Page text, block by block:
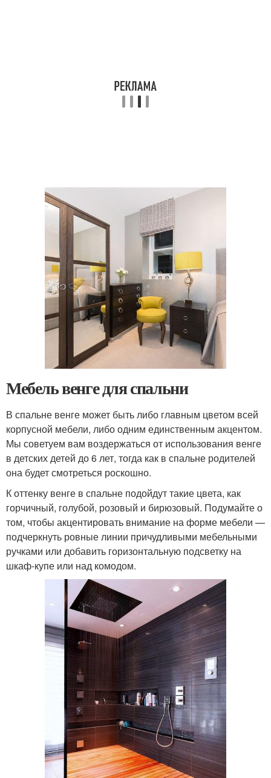
Мебель венге для спальни
В спальне венге может быть либо главным цветом всей
корпусной мебели, либо одним единственным акцентом.
Мы советуем вам воздержаться от использования венге
в детских детей до 6 лет, тогда как в спальне родителей
она будет смотреться роскошно.
К оттенку венге в спальне подойдут такие цвета, как
горчичный, голубой, розовый и бирюзовый. Подумайте о
том, чтобы акцентировать внимание на форме мебели —
подчеркнуть ровные линии причудливыми мебельными
ручками или добавить горизонтальную подсветку на
шкаф-купе или над комодом.